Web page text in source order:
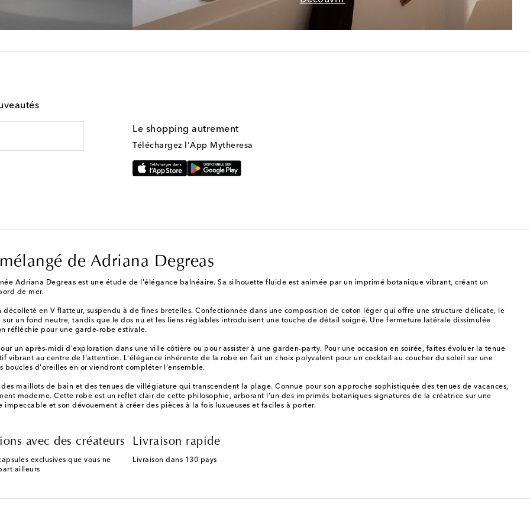
Le shopping autrement
Téléchargez l'App Mytheresa
de Adriana Degreas
Adriana Degreas est une étude de l'élégance balnéaire. Sa silhouette fluide est animée par un imprimé botanique vibrant, créant un
de mer.
en V flatteur, suspendu à de fines bretelles. Confectionnée dans une composition de coton léger qui offre une structure délicate, le
un fond neutre, tandis que le dos nu et les liens réglables introduisent une touche de détail soigné. Une fermeture latérale dissimulée
réfléchie pour une garde-robe estivale.
un après-midi d'exploration dans une ville côtière ou pour assister à une garden-party. Pour une occasion en soirée, faites évoluer la tenue
vibrant au centre de l'attention. L'élégance inhérente de la robe en fait un choix polyvalent pour un cocktail au coucher du soleil sur une
boucles d'oreilles en or viendront compléter l'ensemble.
maillots de bain et des tenues de villégiature qui transcendent la plage. Connue pour son approche sophistiquée des tenues de vacances,
moderne. Cette robe est un reflet clair de cette philosophie, arborant l'un des imprimés botaniques signatures de la créatrice sur une
et son dévouement à créer des pièces à la fois luxueuses et faciles à porter.
avec des créateurs
exclusives que vous ne
ailleurs
Livraison rapide
Livraison dans 130 pays